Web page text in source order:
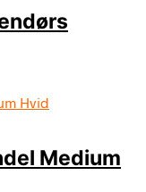
kr..
Medium